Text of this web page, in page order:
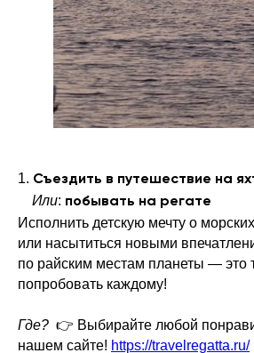
1. Съездить в путешествие на
Или: побывать на регате
Исполнить детскую мечту о
или насытиться новыми
по райским местам планеты — это
попробовать каждому!
Где? 👉 Выбирайте любой
нашем сайте! https://travelregatta.ru/